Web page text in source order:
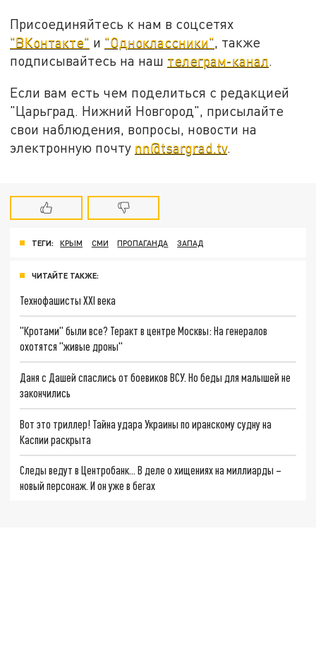
Присоединяйтесь к нам в соцсетях
"ВКонтакте" и "Одноклассники", также
подписывайтесь на наш телеграм-канал.
Если вам есть чем поделиться с редакцией
"Царьград. Нижний Новгород", присылайте
свои наблюдения, вопросы, новости на
электронную почту nn@tsargrad.tv.
ТЕГИ: КРЫМ СМИ ПРОПАГАНДА ЗАПАД
ЧИТАЙТЕ ТАКЖЕ:
Технофашисты XXI века
"Кротами" были все? Теракт в центре Москвы: На генералов
охотятся "живые дроны"
Даня с Дашей спаслись от боевиков ВСУ. Но беды для малышей не
закончились
Вот это триллер! Тайна удара Украины по иранскому судну на
Каспии раскрыта
Следы ведут в Центробанк… В деле о хищениях на миллиарды –
новый персонаж. И он уже в бегах